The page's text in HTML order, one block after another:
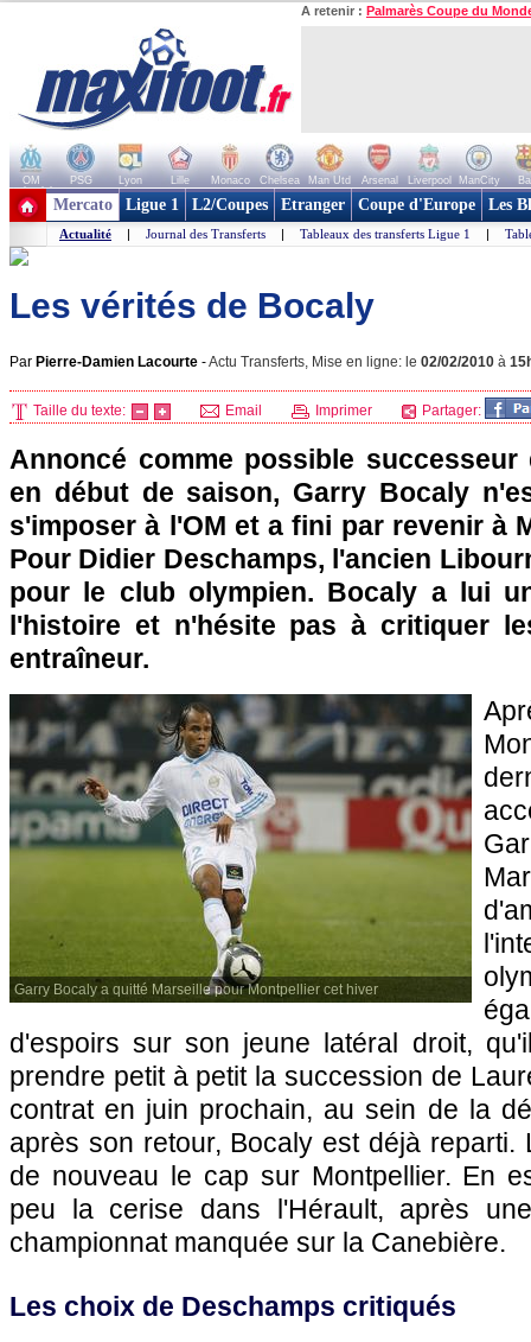
A retenir : Palmarès Coupe du
OM PSG Lyon Lille Monaco Chelsea Man Utd Arsenal Liverpool ManCity
+ de clubs
Mercato Ligue 1 L2/Coupes Etranger Coupe d'Europe Les
Actualité | Journal des Transferts | Tableaux des transferts Ligue 1 |
Les vérités de Bocaly
Par Pierre-Damien Lacourte -Actu Transferts, Mise en ligne: le 02/02/2010 à
Taille du texte: Email Imprimer Partager:
Annoncé comme possible
en début de saison, Garry Bocaly
s'imposer à l'OM et a fini par revenir à
Pour Didier Deschamps, l'ancien
pour le club olympien. Bocaly a lui
l'histoire et n'hésite pas à critiquer
entraîneur.
Garry Bocaly a quitté Marseille pour Montpellier cet hiver
d'espoirs sur son jeune latéral droit,
prendre petit à petit la succession de
contrat en juin prochain, au sein de la
après son retour, Bocaly est déjà reparti.
de nouveau le cap sur Montpellier. En
peu la cerise dans l'Hérault, après
championnat manquée sur la Canebière.
Les choix de Deschamps critiqués